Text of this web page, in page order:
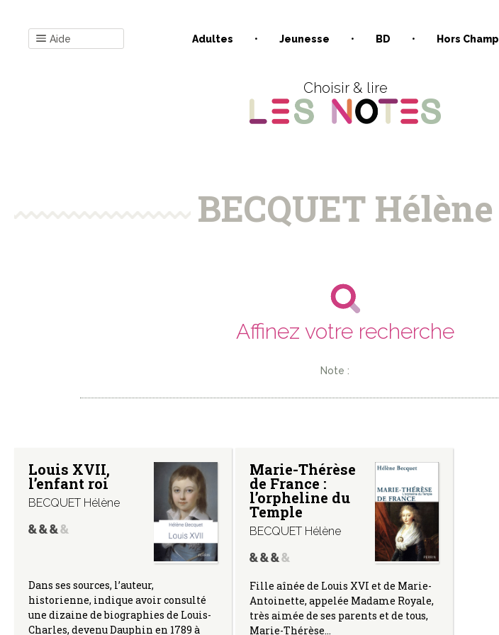
Aide Adultes Jeunesse BD Hors Champ
Choisir & lire
BECQUET Hélène
Affinez votre recherche
Note :
Louis XVII,
l’enfant roi
BECQUET Hélène
Dans ses sources, l’auteur,
historienne, indique avoir consulté
une dizaine de biographies de Louis-
Charles, devenu Dauphin en 1789 à
Marie-Thérèse
de France :
l’orpheline du
Temple
BECQUET Hélène
Fille aînée de Louis XVI et de Marie-
Antoinette, appelée Madame Royale,
très aimée de ses parents et de tous,
Marie-Thérèse…